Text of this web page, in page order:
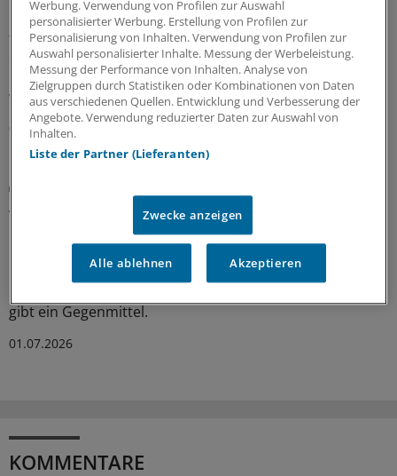
Durch die geopolitischen Krisen sind Investments in
fossile Energien und Rüstung attraktiv geworden. In der
61. Ausgabe des Geldtipp-Podcasts diskutieren
Pferdchen und Fuchs, wo Nachhaltigkeitskriterium auch
weiter sinnvoll und erfolgreich sind.
03.07.2026
Anpassung des Portfolios: Warum weniger oft
Hektische Aktivität an der Börse ist für die Rendite oft
kontraproduktiv. Wer ständig kauft und verkauft, riskiert
gibt ein Gegenmittel.
01.07.2026
KOMMENTARE
Werbung. Verwendung von Profilen zur Auswahl
personalisierter Werbung. Erstellung von Profilen zur
Personalisierung von Inhalten. Verwendung von Profilen zur
Auswahl personalisierter Inhalte. Messung der Werbeleistung.
Messung der Performance von Inhalten. Analyse von
Zielgruppen durch Statistiken oder Kombinationen von Daten
aus verschiedenen Quellen. Entwicklung und Verbesserung der
Angebote. Verwendung reduzierter Daten zur Auswahl von
Inhalten.
Liste der Partner (Lieferanten)
Zwecke anzeigen
Alle ablehnen Akzeptieren